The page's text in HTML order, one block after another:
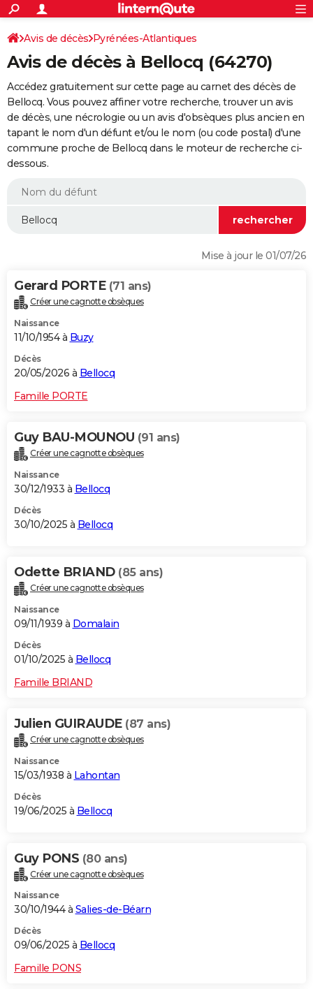
ACTUALITÉS
Politique
Société
Faits Divers
Education
Monde
Villes
+
SPORT
Coupe du monde 2026
Football
Tennis
Cyclisme
Rugby
Forum
Programme TV
TNT
Streaming
Cinéma
Sorties cinéma
Musique
+
FINANCE
Retraite
Epargne
Immobilier
Risques naturels par ville
Assurance
AUTO
Essais
Réserver un essai
Citadines
Berlines
SUV
Forum auto
+
HIGH-TECH
BRICOLAGE
WEEK-END
Alimentation
Guide de la santé
Maladies
Médicaments
Sommeil
VOYAGE
Destinations
City break
Voyage nature
Voyage de noces
Forum
Climat
+PHOTO
GUIDES D'ACHAT
Carte de Noël
Carte Bonne année
Carte Saint-Valentin
Carte Pâques
Carte d'anniversaire
DICTIONNAIRE
Dictionnaire
Biographies
Citations
Expressions
Proverbes
PROGRAMME TV
S'inscrire
Se connecter
Lycées
Collèges
Primaires
Universités
Entreprises
Service militaire
Avis de recherche
AVIS DE DÉCÈS
Bricolage
Lifestyle
Culture
Sport
Auto
Television
Voyage
Cinema
S'inscrire
Connexion
Avis de décès Pyrénées-Atlantiques
Avis de décès à Bellocq (64270)
Accédez gratuitement sur cette page au carnet des décès de
Bellocq. Vous pouvez affiner votre recherche, trouver un avis
de décès, une nécrologie ou un avis d'obsèques plus ancien en
tapant le nom d'un défunt et/ou le nom (ou code postal) d'une
commune proche de Bellocq dans le moteur de recherche ci-
dessous.
Mise à jour le 01/07/26
Gerard PORTE (71 ans)
Créer une cagnotte obsèques
Naissance
11/10/1954 à Buzy
Décès
20/05/2026 à Bellocq
Famille PORTE
Guy BAU-MOUNOU (91 ans)
Créer une cagnotte obsèques
Naissance
30/12/1933 à Bellocq
Décès
30/10/2025 à Bellocq
Odette BRIAND (85 ans)
Créer une cagnotte obsèques
Naissance
09/11/1939 à Domalain
Décès
01/10/2025 à Bellocq
Famille BRIAND
Julien GUIRAUDE (87 ans)
Créer une cagnotte obsèques
Naissance
15/03/1938 à Lahontan
Décès
19/06/2025 à Bellocq
Guy PONS (80 ans)
Créer une cagnotte obsèques
Naissance
30/10/1944 à Salies-de-Béarn
Décès
09/06/2025 à Bellocq
Famille PONS